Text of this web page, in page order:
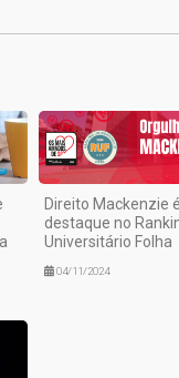
Direito Mackenzie é
destaque no
Universitário Folha
04/11/2024